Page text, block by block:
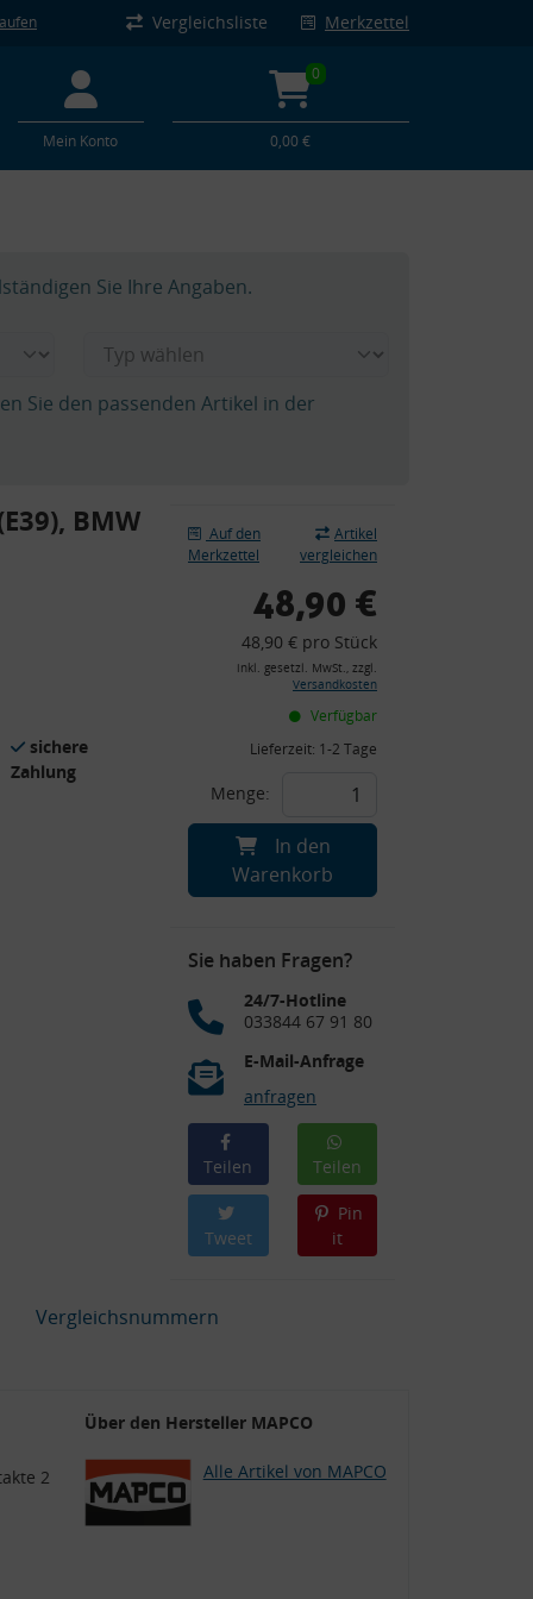
Vergleichsliste Merkzettel
Mein Konto
0
0,00 €
Sie Ihre Angaben.
Sie den passenden Artikel in der
BMW
sichere
Zahlung
Auf den
Merkzettel
Artikel
vergleichen
48,90 €
48,90 € pro Stück
inkl. gesetzl. MwSt., zzgl.
Versandkosten
Verfügbar
Lieferzeit: 1-2 Tage
Menge:
In den
Warenkorb
Sie haben Fragen?
24/7-Hotline
033844 67 91 80
E-Mail-Anfrage
anfragen
Teilen Teilen
Tweet
Pin
it
Vergleichsnummern
2
Über den Hersteller MAPCO
Alle Artikel von MAPCO